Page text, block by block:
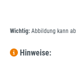
Wichtig: Abbildung kann
Hinweise: